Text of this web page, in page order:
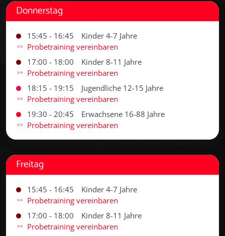
Donnerstag
15:45 - 16:45
Kinder 4-7 Jahre
Probetraining vereinbaren
17:00 - 18:00
Kinder 8-11 Jahre
Probetraining vereinbaren
18:15 - 19:15
Jugendliche 12-15 Jahre
Probetraining vereinbaren
19:30 - 20:45
Erwachsene 16-88 Jahre
Probetraining vereinbaren
Freitag
15:45 - 16:45
Kinder 4-7 Jahre
Probetraining vereinbaren
17:00 - 18:00
Kinder 8-11 Jahre
Probetraining vereinbaren